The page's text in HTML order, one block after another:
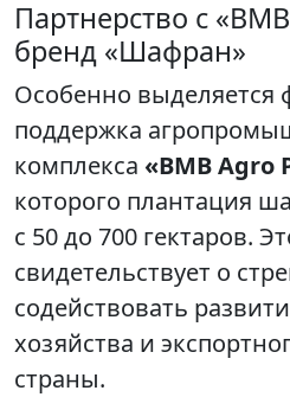
Партнерство с
бренд «Шафран»
Особенно выделяется
поддержка
комплекса «BMB Agro
которого плантация
с 50 до 700 гектаров.
свидетельствует о
содействовать
хозяйства и
страны.